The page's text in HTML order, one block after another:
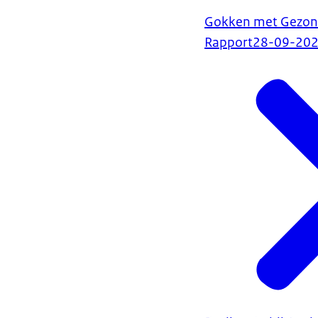
Gokken met
Rapport28-09-